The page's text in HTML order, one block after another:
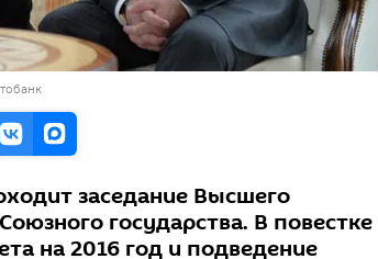
заседание Высшего
государства. В повестке
на 2016 год и подведение